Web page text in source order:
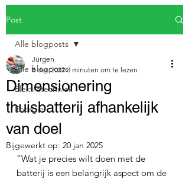
Post
Alle blogposts
Elektrotechniek
Energie
Alle blogposts
Dimensionering
thuisbatterij afhankelijk
van doel
Jürgen
8 dec 2022 3 minuten om te lezen
Bijgewerkt op: 20 jan 2025
“Wat je precies wilt doen met de
batterij is een belangrijk aspect om de